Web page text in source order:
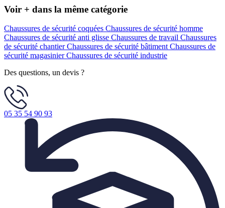
Voir + dans la même catégorie
Chaussures de sécurité coquées Chaussures de sécurité homme
Chaussures de sécurité anti glisse Chaussures de travail Chaussures
de sécurité chantierChaussures de sécurité bâtimentChaussures de
sécurité magasinierChaussures de sécurité industrie
Des questions, un devis ?
05 35 54 90 93